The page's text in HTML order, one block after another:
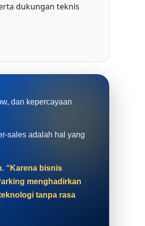
dukungan teknis
dan kepercayaan
sales adalah hal yang
“Karena bisnis
menghadirkan
tanpa rasa